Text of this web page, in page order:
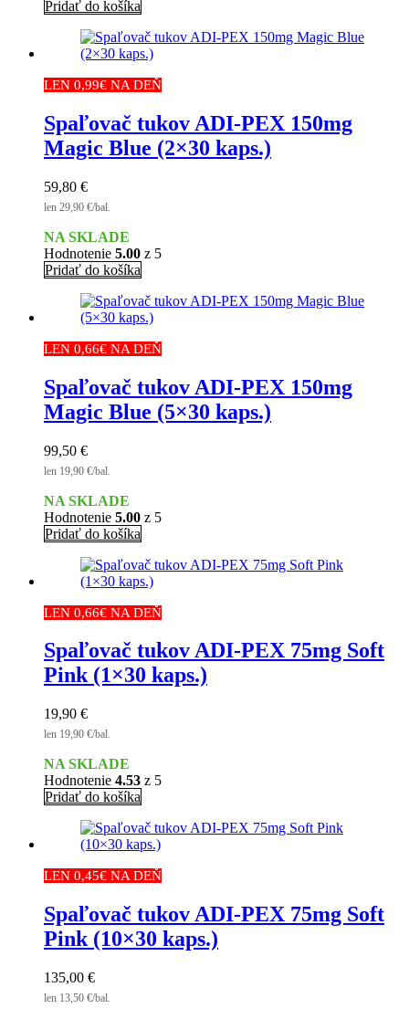
Pridať do košíka
LEN 0,99€ NA DEŇ
Spaľovač tukov ADI-PEX 150mg
Magic Blue (2×30 kaps.)
59,80 €
len 29,90 €/bal.
NA SKLADE
Hodnotenie 5.00 z 5
Pridať do košíka
LEN 0,66€ NA DEŇ
Spaľovač tukov ADI-PEX 150mg
Magic Blue (5×30 kaps.)
99,50 €
len 19,90 €/bal.
NA SKLADE
Hodnotenie 5.00 z 5
Pridať do košíka
LEN 0,66€ NA DEŇ
Spaľovač tukov ADI-PEX 75mg Soft
Pink (1×30 kaps.)
19,90 €
len 19,90 €/bal.
NA SKLADE
Hodnotenie 4.53 z 5
Pridať do košíka
LEN 0,45€ NA DEŇ
Spaľovač tukov ADI-PEX 75mg Soft
Pink (10×30 kaps.)
135,00 €
len 13,50 €/bal.